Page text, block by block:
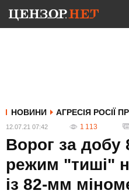
НОВИНИ АГРЕСІЯ РОСІЇ
12.07.21 07:42 1 113
Ворог за добу
режим "тиші"
із 82-мм